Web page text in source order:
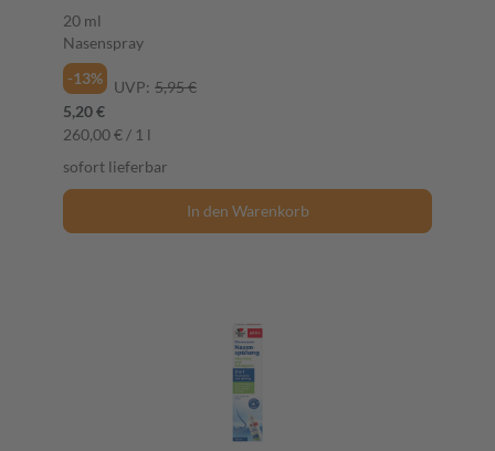
20 ml
Nasenspray
-13%
UVP: 5,95 €
5,20 €
260,00 € / 1 l
sofort lieferbar
In den Warenkorb